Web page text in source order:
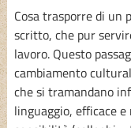
Cosa trasporre di un
scritto, che pur
lavoro. Questo
cambiamento
che si tramandano
linguaggio, efficace